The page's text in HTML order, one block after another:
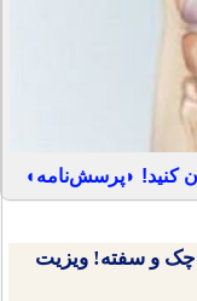
کنید! ◗پرسش‌نامه◖
چک و سفته! ویزیت